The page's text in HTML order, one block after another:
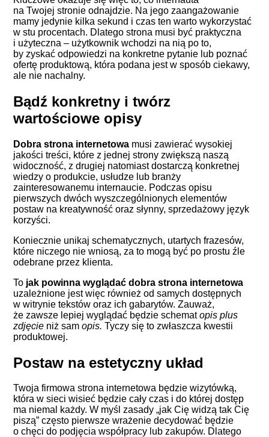
na Twojej stronie odnajdzie. Na jego zaangażowanie
mamy jedynie kilka sekund i czas ten warto wykorzystać
w stu procentach. Dlatego strona musi być praktyczna
i użyteczna – użytkownik wchodzi na nią po to,
by zyskać odpowiedzi na konkretne pytanie lub poznać
ofertę produktową, która podana jest w sposób ciekawy,
ale nie nachalny.
Bądź konkretny i twórz
wartościowe opisy
Dobra strona internetowa musi zawierać wysokiej
jakości treści, które z jednej strony zwiększą naszą
widoczność, z drugiej natomiast dostarczą konkretnej
wiedzy o produkcie, usłudze lub branży
zainteresowanemu internaucie. Podczas opisu
pierwszych dwóch wyszczególnionych elementów
postaw na kreatywność oraz słynny, sprzedażowy język
korzyści.
Koniecznie unikaj schematycznych, utartych frazesów,
które niczego nie wniosą, za to mogą być po prostu źle
odebrane przez klienta.
To jak powinna wyglądać dobra strona internetowa
uzależnione jest więc również od samych dostępnych
w witrynie tekstów oraz ich gabarytów. Zauważ,
że zawsze lepiej wyglądać będzie schematopis plus
zdjęcie niż samopis.Tyczy się to zwłaszcza kwestii
produktowej.
Postaw na estetyczny układ
Twoja firmowa strona internetowa będzie wizytówką,
która w sieci wisieć będzie cały czas i do której dostęp
ma niemal każdy. W myśl zasady „jak Cię widzą tak Cię
piszą” często pierwsze wrażenie decydować będzie
o chęci do podjęcia współpracy lub zakupów. Dlatego